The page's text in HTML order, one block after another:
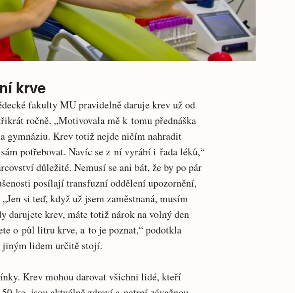
krve
fakulty MU pravidelně daruje krev už od
ročně. „Motivovala mě k tomu přednáška
gymnáziu. Krev totiž nejde ničím nahradit
potřebovat. Navíc se z ní vyrábí i řada léků,“
důležité. Nemusí se ani bát, že by po pár
posílají transfuzní oddělení upozornění,
si teď, když už jsem zaměstnaná, musím
darujete krev, máte totiž nárok na volný den
o půl litru krve, a to je poznat,“ podotkla
jiným lidem určitě stojí.
Krev mohou darovat všichni lidé, kteří